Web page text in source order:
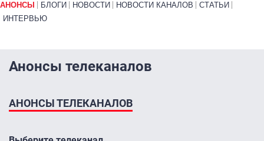
Primary links bottom
АНОНСЫ БЛОГИ НОВОСТИ НОВОСТИ КАНАЛОВ
СТАТЬИ
ИНТЕРВЬЮ
Анонсы телеканалов
АНОНСЫ ТЕЛЕКАНАЛОВ